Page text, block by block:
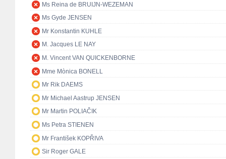
Ms Reina de BRUIJN-WEZEMAN
Ms Gyde JENSEN
Mr Konstantin KUHLE
M. Jacques LE NAY
M. Vincent VAN QUICKENBORNE
Mme Mònica BONELL
Mr Rik DAEMS
Mr Michael Aastrup JENSEN
Mr Martin POLIAČIK
Ms Petra STIENEN
Mr František KOPŘIVA
Sir Roger GALE